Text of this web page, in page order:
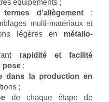
équipements ;
d’allègement :
multi-matériaux et
légères en métallo-
rapidité et facilité
pose ;
dans la production en
;
de chaque étape de